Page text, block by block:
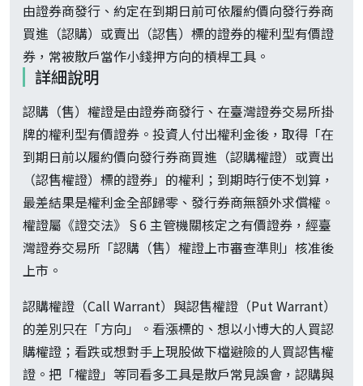
由證券商發行、約定在到期日前可依履約價向發行券商
買進（認購）或賣出（認售）標的證券的權利型有價證
券，常被散戶當作小錢押方向的槓桿工具。
詳細說明
認購（售）權證是由證券商發行、在臺灣證券交易所掛
牌的權利型有價證券。投資人付出權利金後，取得「在
到期日前以履約價向發行券商買進（認購權證）或賣出
（認售權證）標的證券」的權利；到期時行使不划算，
最差結果是權利金全部歸零、發行券商無額外求償權。
權證屬《證交法》§6 主管機關核定之有價證券，經臺
灣證券交易所「認購（售）權證上市審查準則」核准後
上市。
認購權證（Call Warrant）與認售權證（Put Warrant）
的差別只在「方向」。看漲標的、想以小博大的人買認
購權證；看跌或想對手上現股做下檔避險的人買認售權
證。把「權證」等同看多工具是散戶常見誤會，認購與